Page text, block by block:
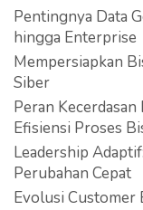
Pentingnya Data
hingga Enterprise
Mempersiapkan
Siber
Peran
Efisiensi Proses
Leadership
Perubahan Cepat
Evolusi Customer